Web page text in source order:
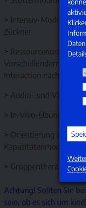
> Intensiv-
Zückner
>
Vorschulkindern und
Interaction nach C.
> Audio- und
> In-Vivo-Übungen
> Orientierung an
Kapazitätenmodell
> Gruppentherapie
Achtung! Sollten Sie
sein, ob es sich um